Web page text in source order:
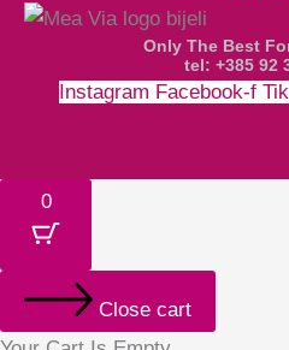
Only The Best
tel: +385 92
Instagram Facebook-f
0
Close cart